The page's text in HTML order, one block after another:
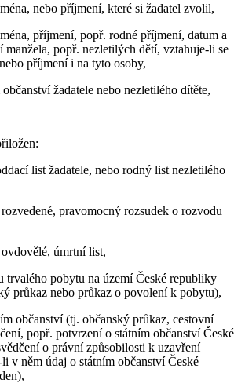
nebo příjmení, které si žadatel zvolil,
příjmení, popř. rodné příjmení, datum a
manžela, popř. nezletilých dětí, vztahuje-li se
příjmení i na tyto osoby,
žadatele nebo nezletilého dítěte,
list žadatele, nebo rodný list nezletilého
pravomocný rozsudek o rozvodu
úmrtní list,
trvalého pobytu na území České republiky
průkaz nebo průkaz o povolení k pobytu),
občanství (tj. občanský průkaz, cestovní
popř. potvrzení o státním občanství České
o právní způsobilosti k uzavření
v něm údaj o státním občanství České